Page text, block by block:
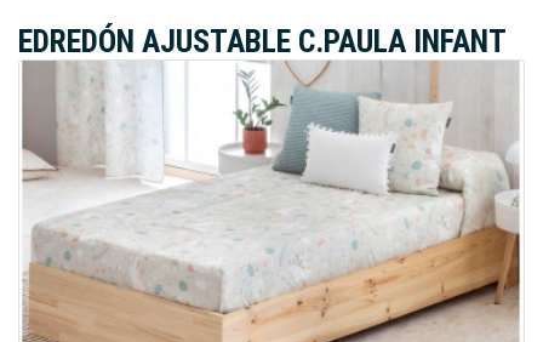
EDREDÓN AJUSTABLE C.PAULA INFANT